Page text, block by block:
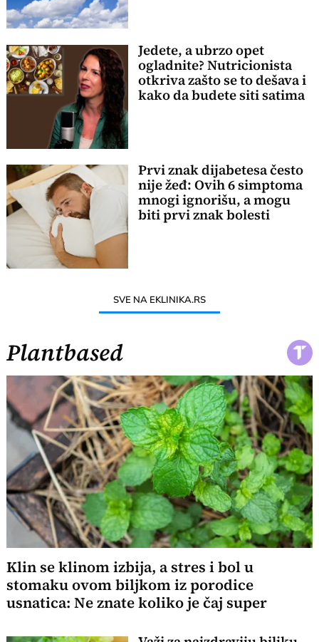
Jedete, a ubrzo opet
ogladnite? Nutricionista
otkriva zašto se to dešava i
kako da budete siti satima
Prvi znak dijabetesa često
nije žeđ: Ovih 6 simptoma
mnogi ignorišu, a mogu
biti prvi znak bolesti
SVE NA EKLINIKA.RS
Plantbased
Klin se klinom izbija, a stres i bol u
stomaku ovom biljkom iz porodice
usnatica: Ne znate koliko je čaj super